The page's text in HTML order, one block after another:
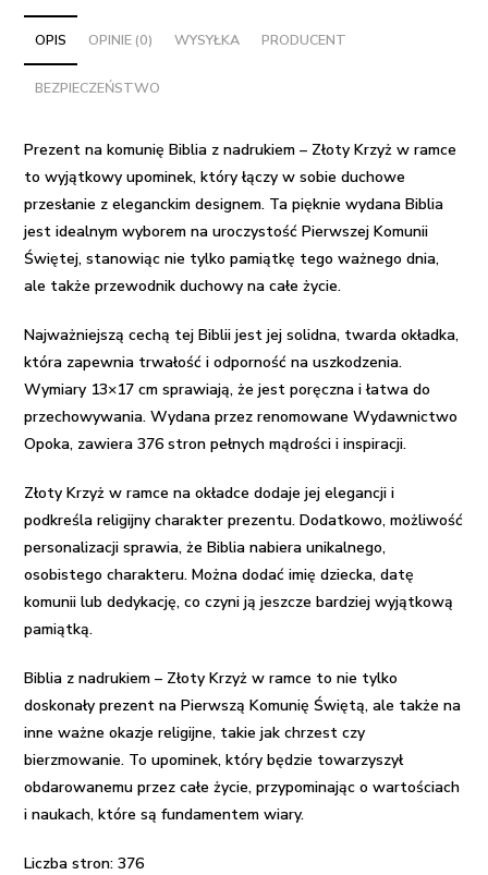
Biblia
nadrukiem
Krzyż
w
ramce
OPIS OPINIE (0) WYSYŁKA PRODUCENT
BEZPIECZEŃSTWO
Prezent na komunię Biblia z nadrukiem – Złoty Krzyż w ramce
to wyjątkowy upominek, który łączy w sobie duchowe
przesłanie z eleganckim designem. Ta pięknie wydana Biblia
jest idealnym wyborem na uroczystość Pierwszej Komunii
Świętej, stanowiąc nie tylko pamiątkę tego ważnego dnia,
ale także przewodnik duchowy na całe życie.
Najważniejszą cechą tej Biblii jest jej solidna, twarda okładka,
która zapewnia trwałość i odporność na uszkodzenia.
Wymiary 13×17 cm sprawiają, że jest poręczna i łatwa do
przechowywania. Wydana przez renomowane Wydawnictwo
Opoka, zawiera 376 stron pełnych mądrości i inspiracji.
Złoty Krzyż w ramce na okładce dodaje jej elegancji i
podkreśla religijny charakter prezentu. Dodatkowo, możliwość
personalizacji sprawia, że Biblia nabiera unikalnego,
osobistego charakteru. Można dodać imię dziecka, datę
komunii lub dedykację, co czyni ją jeszcze bardziej wyjątkową
pamiątką.
Biblia z nadrukiem – Złoty Krzyż w ramce to nie tylko
doskonały prezent na Pierwszą Komunię Świętą, ale także na
inne ważne okazje religijne, takie jak chrzest czy
bierzmowanie. To upominek, który będzie towarzyszył
obdarowanemu przez całe życie, przypominając o wartościach
i naukach, które są fundamentem wiary.
Liczba stron: 376